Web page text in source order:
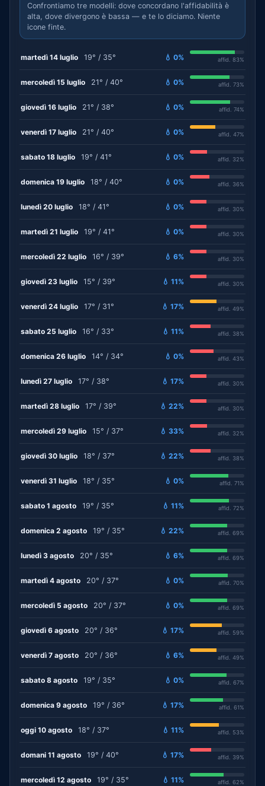
Confrontiamo tre modelli: dove concordano l'affidabilità è
alta, dove divergono è bassa — e te lo diciamo. Niente
icone finte.
martedì 14 luglio 19° / 35° 💧 0% affid. 83%
mercoledì 15 luglio 21° / 40° 💧 0% affid. 73%
giovedì 16 luglio 21° / 38° 💧 0% affid. 74%
venerdì 17 luglio 21° / 40° 💧 0% affid. 47%
sabato 18 luglio 19° / 41° 💧 0% affid. 32%
domenica 19 luglio 18° / 40° 💧 0% affid. 36%
lunedì 20 luglio 18° / 41° 💧 0% affid. 30%
martedì 21 luglio 19° / 41° 💧 0% affid. 30%
mercoledì 22 luglio 16° / 39° 💧 6% affid. 30%
giovedì 23 luglio 15° / 39° 💧 11% affid. 30%
venerdì 24 luglio 17° / 31° 💧 17% affid. 49%
sabato 25 luglio 16° / 33° 💧 11% affid. 38%
domenica 26 luglio 14° / 34° 💧 0% affid. 43%
lunedì 27 luglio 17° / 38° 💧 17% affid. 30%
martedì 28 luglio 17° / 39° 💧 22% affid. 30%
mercoledì 29 luglio 15° / 37° 💧 33% affid. 32%
giovedì 30 luglio 18° / 37° 💧 22% affid. 38%
venerdì 31 luglio 18° / 35° 💧 0% affid. 71%
sabato 1 agosto 19° / 35° 💧 11% affid. 72%
domenica 2 agosto 19° / 35° 💧 22% affid. 69%
lunedì 3 agosto 20° / 35° 💧 6% affid. 69%
martedì 4 agosto 20° / 37° 💧 0% affid. 70%
mercoledì 5 agosto 20° / 37° 💧 0% affid. 69%
giovedì 6 agosto 20° / 36° 💧 17% affid. 59%
venerdì 7 agosto 20° / 36° 💧 6% affid. 49%
sabato 8 agosto 19° / 35° 💧 0% affid. 67%
domenica 9 agosto 19° / 36° 💧 17% affid. 61%
oggi 10 agosto 18° / 37° 💧 11% affid. 53%
domani 11 agosto 19° / 40° 💧 17% affid. 39%
mercoledì 12 agosto 19° / 35° 💧 11% affid. 62%